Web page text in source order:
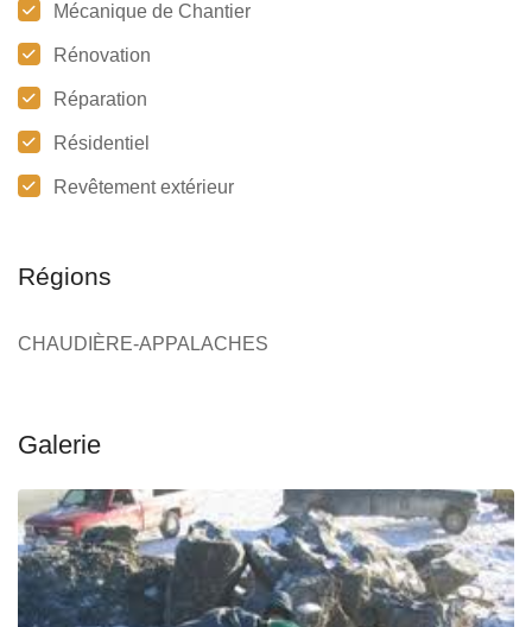
Mécanique de Chantier
Rénovation
Réparation
Résidentiel
Revêtement extérieur
Régions
CHAUDIÈRE-APPALACHES